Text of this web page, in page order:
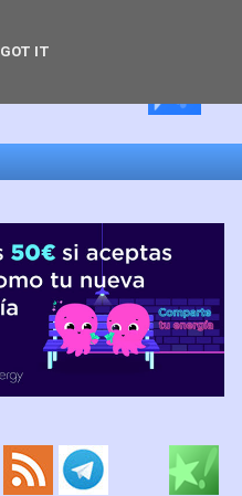
GOT IT